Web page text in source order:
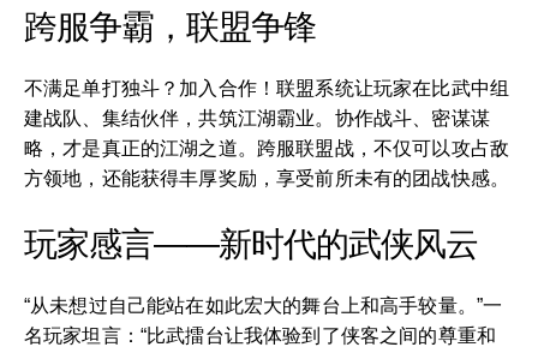
跨服争霸，联盟争锋
不满足单打独斗？加入合作！联盟系统让玩家在比武中组
建战队、集结伙伴，共筑江湖霸业。协作战斗、密谋谋
略，才是真正的江湖之道。跨服联盟战，不仅可以攻占敌
方领地，还能获得丰厚奖励，享受前所未有的团战快感。
玩家感言——新时代的武侠风云
“从未想过自己能站在如此宏大的舞台上和高手较量。”一
名玩家坦言：“比武擂台让我体验到了侠客之间的尊重和